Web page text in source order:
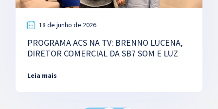
18 de junho de 2026
PROGRAMA ACS NA TV: BRENNO LUCENA,
DIRETOR COMERCIAL DA SB7 SOM E LUZ
Leia mais